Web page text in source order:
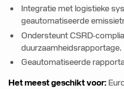
Integratie met logistieke
geautomatiseerde
Ondersteunt CSRD-
duurzaamheidsrapportage.
Geautomatiseerde
Het meest geschikt voor: